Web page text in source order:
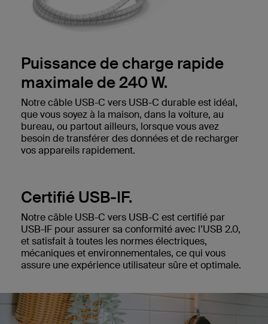
Puissance de charge rapide
maximale de 240 W.
Notre câble USB-C vers USB-C durable est idéal,
que vous soyez à la maison, dans la voiture, au
bureau, ou partout ailleurs, lorsque vous avez
besoin de transférer des données et de recharger
vos appareils rapidement.
Certifié USB-IF.
Notre câble USB-C vers USB-C est certifié par
USB-IF pour assurer sa conformité avec l’USB 2.0,
et satisfait à toutes les normes électriques,
mécaniques et environnementales, ce qui vous
assure une expérience utilisateur sûre et optimale.